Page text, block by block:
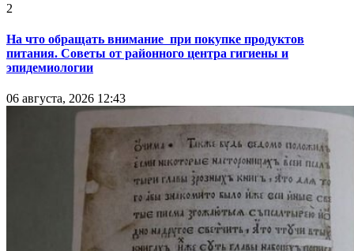
2
На что обращать внимание при покупке продуктов
питания. Советы от районного центра гигиены и
эпидемиологии
06 августа, 2026 12:43